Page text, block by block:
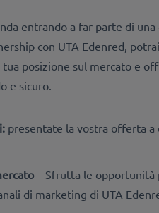
entrando a far parte di
con UTA Edenred,
posizione sul mercato e
e sicuro.
presentate la vostra offerta
– Sfrutta le
di marketing di UTA